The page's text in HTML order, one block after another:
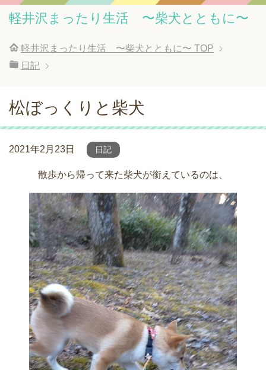
軽井沢まったり生活 〜柴犬とともに〜
軽井沢まったり生活 〜柴犬とともに〜 TOP
日記
松ぼっくりと柴犬
2021年2月23日 日記
散歩から帰って来た柴犬が銜えているのは、